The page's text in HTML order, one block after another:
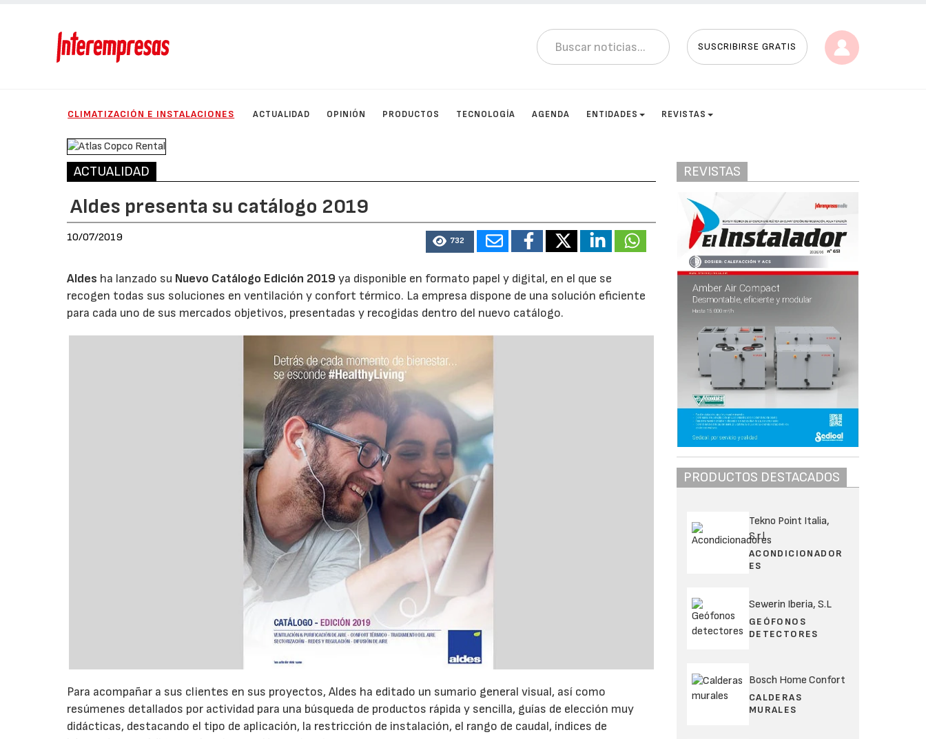
SUSCRIBIRSE GRATIS
CLIMATIZACIÓN E INSTALACIONES ACTUALIDAD OPINIÓN PRODUCTOS TECNOLOGÍA AGENDA ENTIDADES REVISTAS
ACTUALIDAD
Aldes presenta su catálogo 2019
10/07/2019 732
Aldes ha lanzado su Nuevo Catálogo Edición 2019ya disponible en formato papel y digital, en el que se
recogen todas sus soluciones en ventilación y confort térmico. La empresa dispone de una solución eficiente
para cada uno de sus mercados objetivos, presentadas y recogidas dentro del nuevo catálogo.
Para acompañar a sus clientes en sus proyectos, Aldes ha editado un sumario general visual, así como
resúmenes detallados por actividad para una búsqueda de productos rápida y sencilla, guías de elección muy
didácticas, destacando el tipo de aplicación, la restricción de instalación, el rango de caudal, índices de
REVISTAS
PRODUCTOS DESTACADOS
Tekno Point Italia,
S.r.l.
ACONDICIONADOR
ES
Sewerin Iberia, S.L
GEÓFONOS
DETECTORES
Bosch Home Confort
CALDERAS
MURALES